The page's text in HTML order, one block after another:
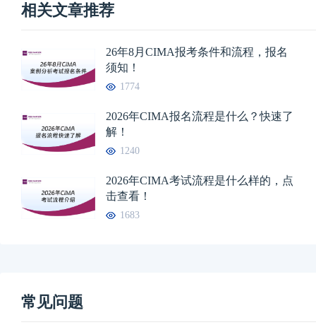
相关文章推荐
26年8月CIMA报考条件和流程，报名
须知！
1774
2026年CIMA报名流程是什么？快速了
解！
1240
2026年CIMA考试流程是什么样的，点
击查看！
1683
常见问题